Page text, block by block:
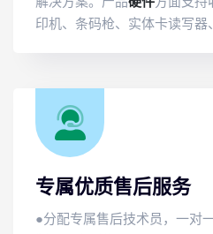
印机、条码枪、实体卡读写器
专属优质售后服务
●分配专属售后技术员，一对